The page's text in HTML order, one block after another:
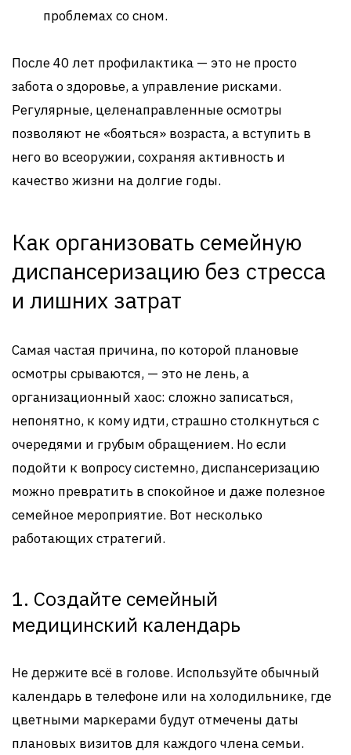
проблемах со сном.
После 40 лет профилактика — это не просто
забота о здоровье, а управление рисками.
Регулярные, целенаправленные осмотры
позволяют не «бояться» возраста, а вступить в
него во всеоружии, сохраняя активность и
качество жизни на долгие годы.
Как организовать семейную
диспансеризацию без стресса
и лишних затрат
Самая частая причина, по которой плановые
осмотры срываются, — это не лень, а
организационный хаос: сложно записаться,
непонятно, к кому идти, страшно столкнуться с
очередями и грубым обращением. Но если
подойти к вопросу системно, диспансеризацию
можно превратить в спокойное и даже полезное
семейное мероприятие. Вот несколько
работающих стратегий.
1. Создайте семейный
медицинский календарь
Не держите всё в голове. Используйте обычный
календарь в телефоне или на холодильнике, где
цветными маркерами будут отмечены даты
плановых визитов для каждого члена семьи.